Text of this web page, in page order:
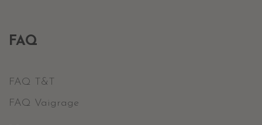
FAQ
FAQ T&T
FAQ Vaigrage